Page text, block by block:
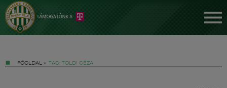
FŐOLDAL » TAG: TOLDI GÉZA